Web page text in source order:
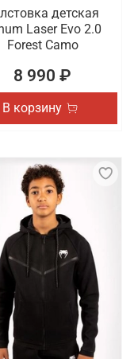
детская
Laser Evo 2.0
Forest Camo
8 990 ₽
В корзину